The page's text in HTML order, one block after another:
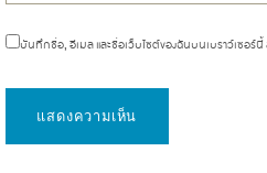
บันทึกชื่อ, อีเมล และชื่อเว็บไซต์ของฉันบนเบราว์เซอร์